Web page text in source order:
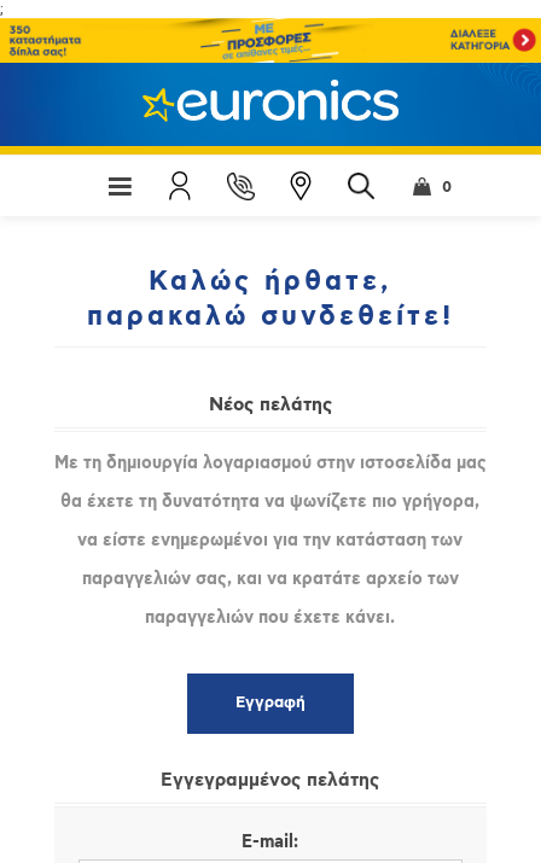
;
0
Καλώς ήρθατε,
παρακαλώ συνδεθείτε!
Νέος πελάτης
Με τη δημιουργία λογαριασμού στην ιστοσελίδα μας
θα έχετε τη δυνατότητα να ψωνίζετε πιο γρήγορα,
να είστε ενημερωμένοι για την κατάσταση των
παραγγελιών σας, και να κρατάτε αρχείο των
παραγγελιών που έχετε κάνει.
Εγγεγραμμένος πελάτης
E-mail: